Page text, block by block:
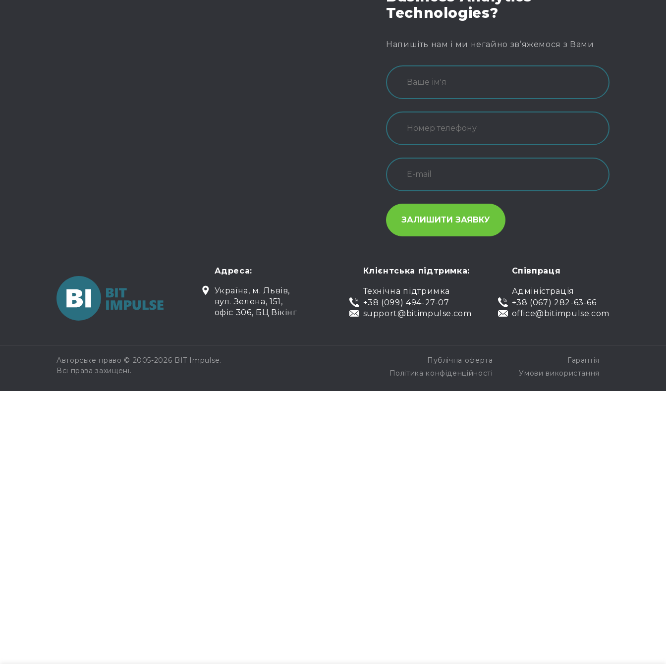
Technologies?
Напишіть нам і ми негайно зв’яжемося з Вами
Адреса:
Україна, м. Львів,
вул. Зелена, 151,
офіс 306, БЦ Вікінг
Клієнтська підтримка:
Технічна підтримка
+38 (099) 494-27-07
support@bitimpulse.com
Співпраця
Адміністрація
+38 (067) 282-63-66
office@bitimpulse.com
Публічна оферта
Гарантія
Політика конфіденційності
Умови використання
Авторське право © 2005-2026 BIT Impulse.
Всі права захищені.